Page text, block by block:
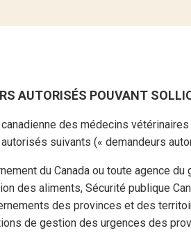
AUTORISÉS POUVANT
canadienne des médecins
suivants (« demandeurs
du Canada ou toute agence
des aliments, Sécurité publique
des provinces et des
de gestion des urgences des